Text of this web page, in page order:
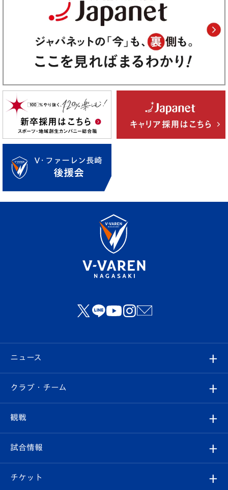
ニュース
すべて
クラブ
試合情報
クラブ・チーム
クラブ概要
観戦
観戦ルール
試合情報
試合日程/結果
チケット